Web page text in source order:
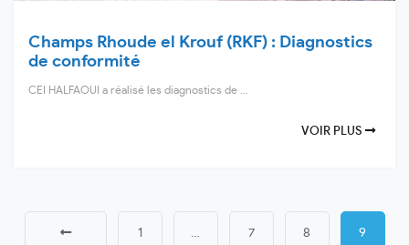
Champs Rhoude el Krouf (RKF) : Diagnostics
de conformité
CEI HALFAOUI a réalisé les diagnostics de ...
VOIR PLUS
1 … 7 8 9